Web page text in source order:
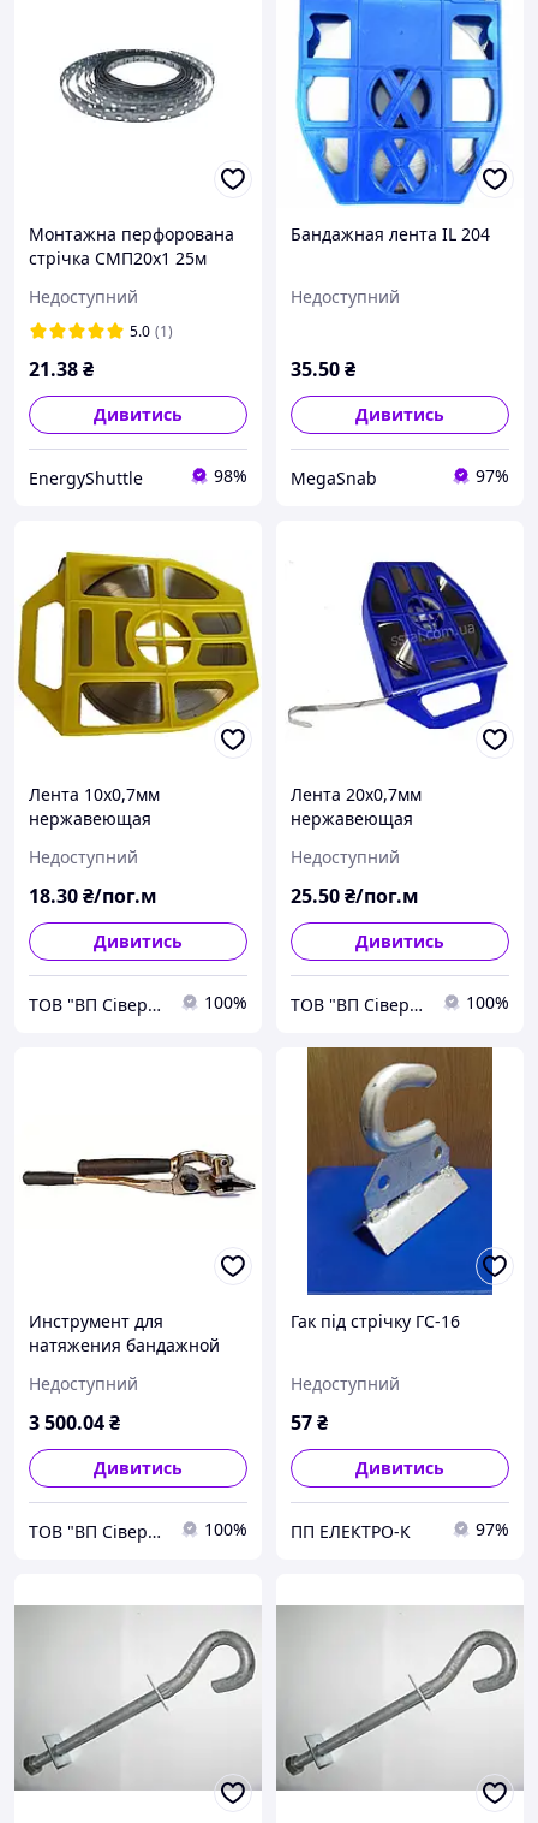
Монтажна перфорована
стрічка СМП20х1 25м
кабелю та оснастки
Недоступний
5.0 (1)
21.38₴
Дивитись
EnergyShuttle 98%
Бандажная лента IL 204
Недоступний
35.50₴
Дивитись
MegaSnab 97%
Лента 10х0,7мм
нержавеющая
Недоступний
18.30₴/пог.м
Дивитись
ТОВ "ВП Сіверсталь" 100%
Лента 20х0,7мм
нержавеющая
Недоступний
25.50₴/пог.м
Дивитись
ТОВ "ВП Сіверсталь" 100%
Инструмент для
натяжения бандажной
Недоступний
3 500.04₴
Дивитись
ТОВ "ВП Сіверсталь" 100%
Гак під стрічку ГС-16
Недоступний
57₴
Дивитись
ПП ЕЛЕКТРО-К 97%